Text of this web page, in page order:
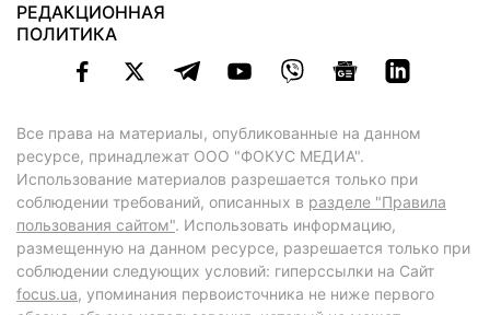
РЕДАКЦИОННАЯ
ПОЛИТИКА
Все права на материалы, опубликованные на данном
ресурсе, принадлежат ООО "ФОКУС МЕДИА".
Использование материалов разрешается только при
соблюдении требований, описанных в разделе "Правила
пользования сайтом". Использовать информацию,
размещенную на данном ресурсе, разрешается только при
соблюдении следующих условий: гиперссылки на Сайт
focus.ua, упоминания первоисточника не ниже первого